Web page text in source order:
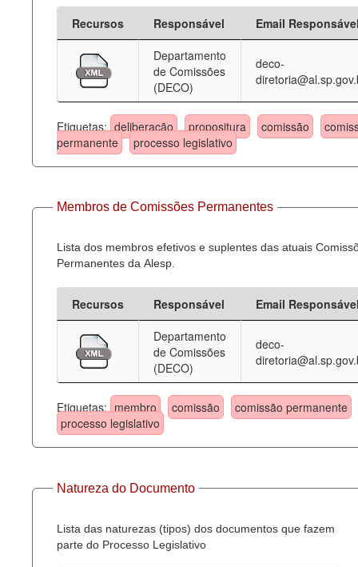
Recursos Responsável
Email
Departamento
de Comissões
(DECO)
deco-
Etiquetas: deliberação propositura comissão
permanente
processo legislativo
Membros de Comissões Permanentes
Lista dos membros efetivos e suplentes das atuais
Permanentes da Alesp.
Recursos Responsável
Email
Departamento
de Comissões
(DECO)
deco-
Etiquetas: membro comissão
comissão permanente
processo legislativo
Natureza do Documento
Lista das naturezas (tipos) dos documentos que fazem
parte do Processo Legislativo